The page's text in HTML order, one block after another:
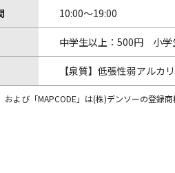
10:00～19:00
中学生以上：500円 小
【泉質】低張性弱アルカ
よび「MAPCODE」は(株)デンソーの登録商